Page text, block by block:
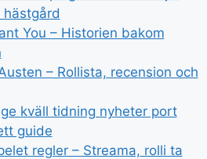
hästgård
You – Historien bakom
– Rollista, recension och
kväll tidning nyheter port
guide
regler – Streama, rolli ta